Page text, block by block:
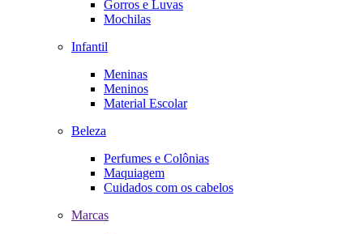
Gorros e Luvas
Mochilas
Infantil
Meninas
Meninos
Material Escolar
Beleza
Perfumes e Colônias
Maquiagem
Cuidados com os cabelos
Marcas